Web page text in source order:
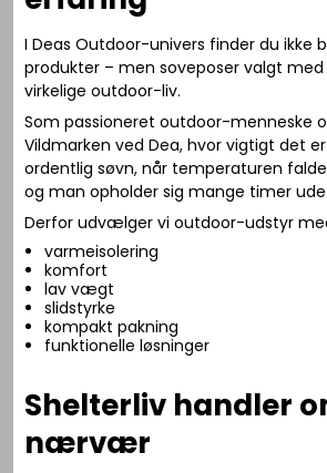
I Deas Outdoor-univers finder du ikke
produkter – men soveposer valgt
virkelige outdoor-liv.
Som passioneret outdoor-menneske
Vildmarken ved Dea, hvor vigtigt det
ordentlig søvn, når temperaturen
og man opholder sig mange timer
Derfor udvælger vi outdoor-udstyr
varmeisolering
komfort
lav vægt
slidstyrke
kompakt pakning
funktionelle løsninger
Shelterliv handler
nærvær